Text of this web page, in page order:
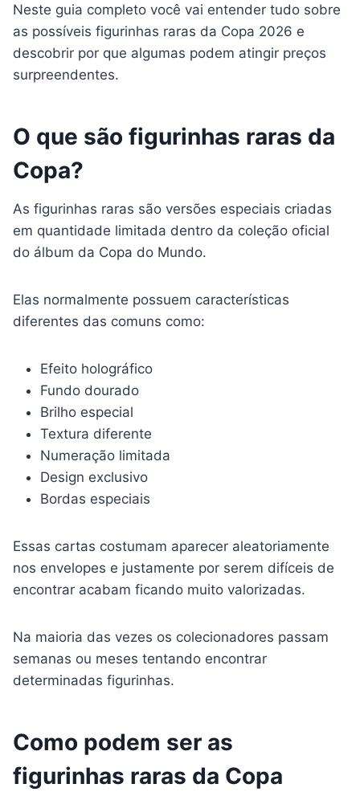
Neste guia completo você vai entender tudo sobre
as possíveis figurinhas raras da Copa 2026 e
descobrir por que algumas podem atingir preços
surpreendentes.
O que são figurinhas raras da
Copa?
As figurinhas raras são versões especiais criadas
em quantidade limitada dentro da coleção oficial
do álbum da Copa do Mundo.
Elas normalmente possuem características
diferentes das comuns como:
Efeito holográfico
Fundo dourado
Brilho especial
Textura diferente
Numeração limitada
Design exclusivo
Bordas especiais
Essas cartas costumam aparecer aleatoriamente
nos envelopes e justamente por serem difíceis de
encontrar acabam ficando muito valorizadas.
Na maioria das vezes os colecionadores passam
semanas ou meses tentando encontrar
determinadas figurinhas.
Como podem ser as
figurinhas raras da Copa